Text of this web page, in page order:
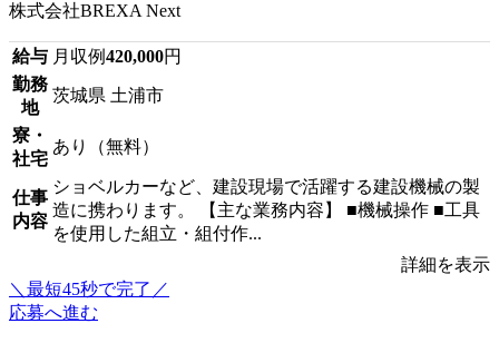
株式会社BREXA Next
給与 月収例420,000円
勤務
地
茨城県 土浦市
寮・
社宅
あり（無料）
仕事
内容
ショベルカーなど、建設現場で活躍する建設機械の製
造に携わります。 【主な業務内容】 ■機械操作 ■工具
を使用した組立・組付作...
詳細を表示
＼最短45秒で完了／
応募へ進む